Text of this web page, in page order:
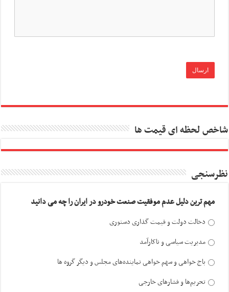
شاخص لحظه ای قیمت ها
نظرسنجی
مهم ترین دلیل عدم موفقیت صنعت خودرو در ایران را چه می دانید
دخالت دولت و قیمت گذاری دستوری
مدیریت سیاسی و ناکارآمد
باج خواهی و سهم خواهی نماینده‌های مجلس و دیگر گروه ها
تحریم‌ها و فشارهای خارجی